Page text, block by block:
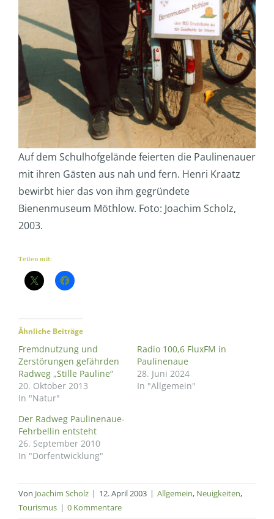
Auf dem Schulhofgelände feierten die Paulinenauer
mit ihren Gästen aus nah und fern. Henri Kraatz
bewirbt hier das von ihm gegründete
Bienenmuseum Möthlow. Foto: Joachim Scholz,
2003.
Teilen mit:
Ähnliche Beiträge
Fremdnutzung und
Zerstörungen gefährden
Radweg „Stille Pauline“
20. Oktober 2013
In "Natur"
Radio 100,6 FluxFM in
Paulinenaue
28. Juni 2024
In "Allgemein"
Der Radweg Paulinenaue-
Fehrbellin entsteht
26. September 2010
In "Dorfentwicklung"
Von Joachim Scholz | 12. April 2003 | Allgemein, Neuigkeiten,
Tourismus | 0 Kommentare